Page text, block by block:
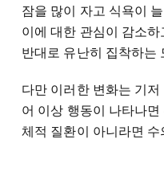
잠을 많이 자고 식욕이
이에 대한 관심이 감소
반대로 유난히 집착하는
다만 이러한 변화는 기
어 이상 행동이 나타나
체적 질환이 아니라면